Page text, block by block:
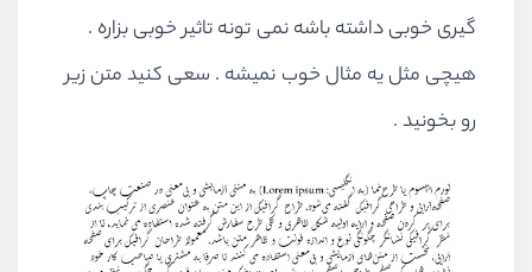
گیری خوبی داشته باشه نمی تونه تاثیر خوبی بزاره .
هیچی مثل یه مثال خوب نمیشه . سعی کنید متن زیر
رو بخونید .